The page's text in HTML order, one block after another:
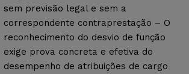
sem previsão legal e sem a
correspondente contraprestação – O
reconhecimento do desvio de função
exige prova concreta e efetiva do
desempenho de atribuições de cargo